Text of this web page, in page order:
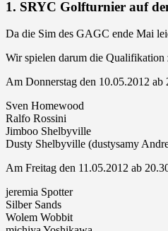
1. SRYC Golfturnier auf
Da die Sim des GAGC ende Mai
Wir spielen darum die Qualifikation
Am Donnerstag den 10.05.2012 ab
Sven Homewood
Ralfo Rossini
Jimboo Shelbyville
Dusty Shelbyville (dustysamy
Am Freitag den 11.05.2012 ab
jeremia Spotter
Silber Sands
Wolem Wobbit